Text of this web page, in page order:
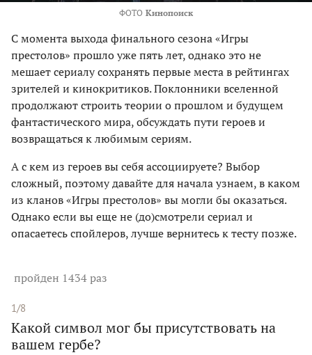
ФОТО Кинопоиск
С момента выхода финального сезона «Игры
престолов» прошло уже пять лет, однако это не
мешает сериалу сохранять первые места в рейтингах
зрителей и кинокритиков. Поклонники вселенной
продолжают строить теории о прошлом и будущем
фантастического мира, обсуждать пути героев и
возвращаться к любимым сериям.
А с кем из героев вы себя ассоциируете? Выбор
сложный, поэтому давайте для начала узнаем, в каком
из кланов «Игры престолов» вы могли бы оказаться.
Однако если вы еще не (до)смотрели сериал и
опасаетесь спойлеров, лучше вернитесь к тесту позже.
пройден 1434 раз
1/8
Какой символ мог бы присутствовать на
вашем гербе?